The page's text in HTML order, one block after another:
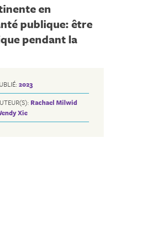
en
publique: être
pendant la
2023
Rachael Milwid
Xie